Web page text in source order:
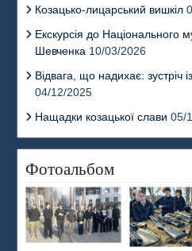
Козацько-лицарський вишкіл
Екскурсія до Національного
Шевченка 10/03/2026
Відвага, що надихає: зустріч
04/12/2025
Нащадки козацької слави 05/
Фотоальбом